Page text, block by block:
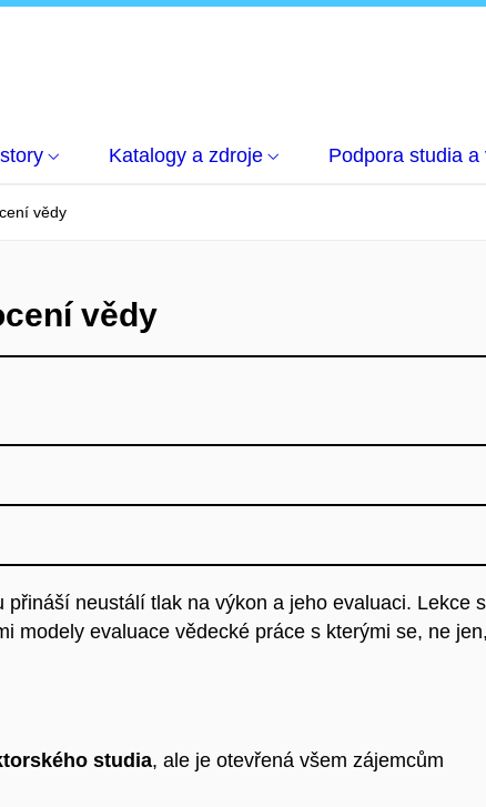
Katalogy a zdroje Podpora studia a
vědy
vědy
neustálí tlak na výkon a jeho evaluaci. Lekce
modely evaluace vědecké práce s kterými se, ne
studia, ale je otevřená všem zájemcům